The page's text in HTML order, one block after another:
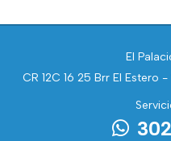
El
CR 12C 16 25 Brr El